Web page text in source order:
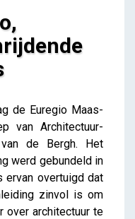
de Euregio Maas-
van Architectuur-
de Bergh. Het
werd gebundeld in
ervan overtuigd dat
zinvol is om
over architectuur te